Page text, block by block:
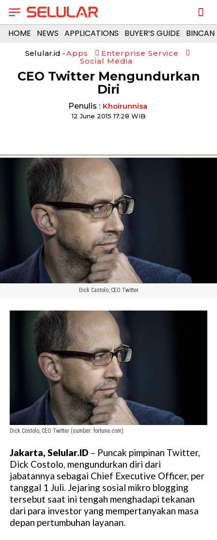
HOME NEWS APPLICATIONS BUYER’S GUIDE
Selular.id -Apps
Enterprise Service
Social Media
CEO Twitter Mengundurkan
Diri
Penulis : Khoirunnisa
12 June 2015 17:28 WIB
Dick Castolo, CEO Twitter
Dick Costolo, CEO Twitter (sumber: fortune.com)
Jakarta, Selular.ID – Puncak pimpinan Twitter,
Dick Costolo, mengundurkan diri dari
jabatannya sebagai Chief Executive Officer, per
tanggal 1 Juli. Jejaring sosial mikro blogging
tersebut saat ini tengah menghadapi tekanan
dari para investor yang mempertanyakan masa
depan pertumbuhan layanan.